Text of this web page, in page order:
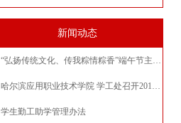
新闻动态
“弘扬传统文化、传我粽情粽香”端午节主题活动
哈尔滨应用职业技术学院 学工处召开2019年工作研讨会
学生勤工助学管理办法